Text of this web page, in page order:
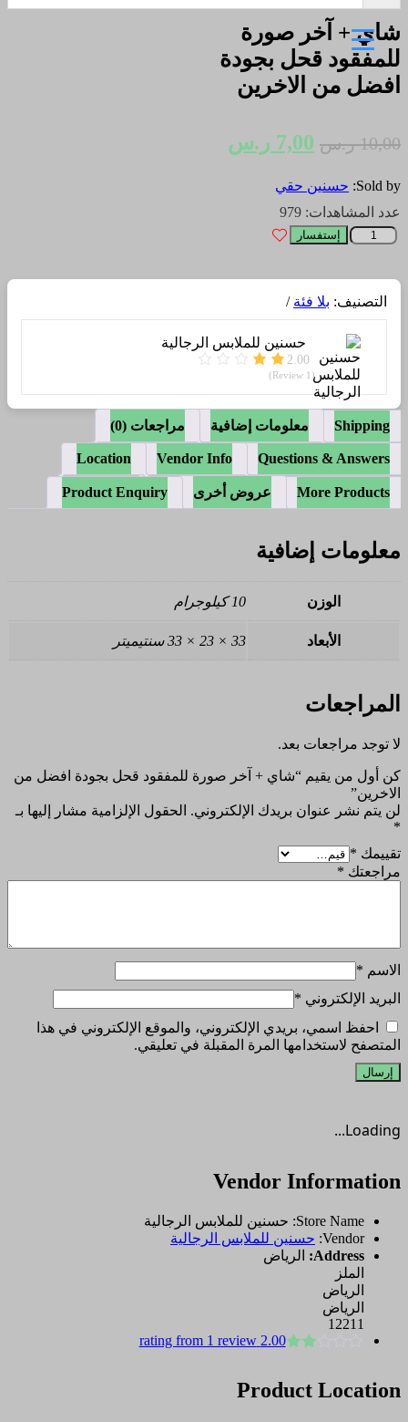
شاي + آخر صورة
للمفقود قحل بجودة
افضل من الاخرين
10,00 ر.س السعر
هو:
10,00 ر.س.
7,00 ر.س
Sold by: حسنين حقي
عدد المشاهدات: 979
كمية
آخر
صورة
للمفقود
الاخرين
إستفسار
التصنيف: بلا فئة
حسنين للملابس الرجالية
2.00
(1 Review)
Shipping معلومات إضافية مراجعات (0)
Questions & Answers
Vendor Info
Location
More Products عروض أخرى Product Enquiry
معلومات إضافية
الوزن 10 كيلوجرام
الأبعاد 33 × 23 × 33 سنتيميتر
المراجعات
لا توجد مراجعات بعد.
كن أول من يقيم “شاي + آخر صورة للمفقود قحل بجودة افضل من
الاخرين”
لن يتم نشر عنوان بريدك الإلكتروني. الحقول الإلزامية مشار إليها بـ
*
تقييمك *
مراجعتك *
الاسم *
البريد الإلكتروني *
احفظ اسمي، بريدي الإلكتروني، والموقع الإلكتروني في هذا
المتصفح لاستخدامها المرة المقبلة في تعليقي.
Loading...
Vendor Information
Store Name: حسنين للملابس الرجالية
Vendor: حسنين للملابس الرجالية
Address:
الرياض
الملز
الرياض
الرياض
12211
2.00 rating from 1 review
بـ
Product Location